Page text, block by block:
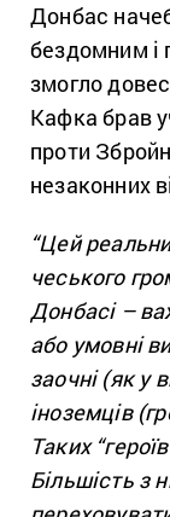
Донбас
бездомним і
змогло
Кафка брав
проти
незаконних
“Цей
чеського
Донбасі –
або умовні
заочні (як у
іноземців
Таких
Більшість з